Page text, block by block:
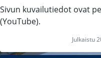
Sivun kuvailutiedot ovat
(YouTube).
Julkaistu